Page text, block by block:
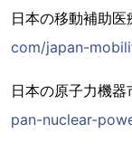
日本の移動補助医
com/japan-
日本の原子力機器
pan-nuclear-